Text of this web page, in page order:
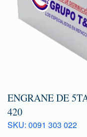
ENGRANE DE
420
SKU: 0091 303 022